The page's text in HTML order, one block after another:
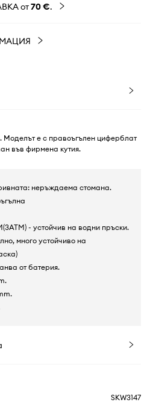
от70 €.
Моделът е с правоъгълен циферблат
във фирмена кутия.
неръждаема стомана.
- устойчив на водни пръски.
много устойчиво на
от батерия.
SKW3147